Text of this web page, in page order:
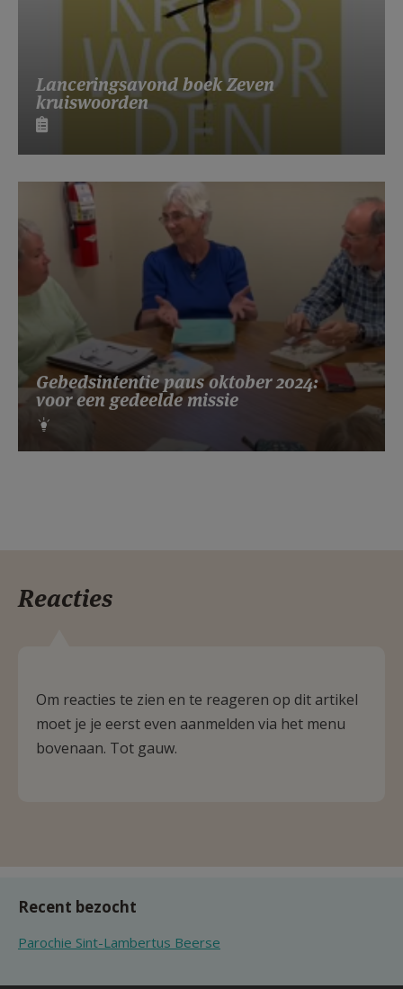
Lanceringsavond boek Zeven
kruiswoorden
Gebedsintentie paus oktober 2024:
voor een gedeelde missie
Reacties
Om reacties te zien en te reageren op dit artikel
moet je je eerst even aanmelden via het menu
bovenaan. Tot gauw.
Recent bezocht
Parochie Sint-Lambertus Beerse